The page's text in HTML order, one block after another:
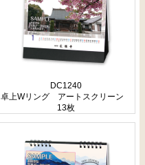
DC1240
卓上Wリング アートスクリーン
13枚